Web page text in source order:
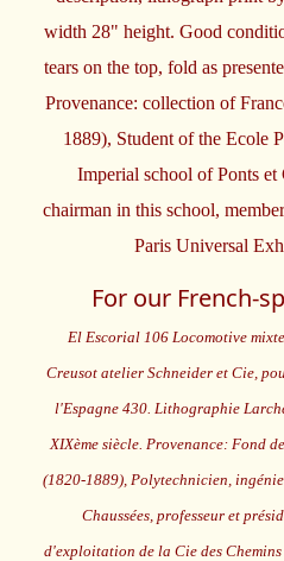
width 28" height. Good
tears on the top, fold as
Provenance: collection of
1889), Student of the Ecole
Imperial school of Ponts et
chairman in this school,
Paris Universal
For our French-
El Escorial 106 Locomotive
Creusot atelier Schneider et Cie,
l'Espagne 430. Lithographie
XIXème siècle. Provenance: Fond
(1820-1889), Polytechnicien,
Chaussées, professeur et
d'exploitation de la Cie des